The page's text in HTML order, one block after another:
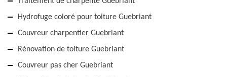
Hydrofuge coloré pour toiture Guebriant
Couvreur charpentier Guebriant
Rénovation de toiture Guebriant
Couvreur pas cher Guebriant